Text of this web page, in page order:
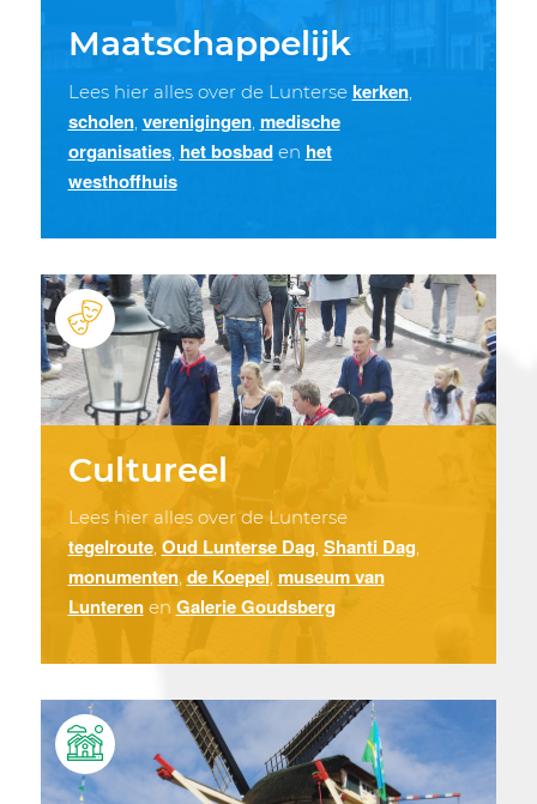
Maatschappelijk
Lees hier alles over de Lunterse kerken,
scholen, verenigingen, medische
organisaties, het bosbaden het
westhoffhuis
Cultureel
Lees hier alles over de Lunterse
tegelroute, Oud Lunterse Dag Shanti Dag,
monumenten, de Koepel museum van
Lunterenen Galerie Goudsberg